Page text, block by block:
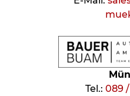
Tel.: 089